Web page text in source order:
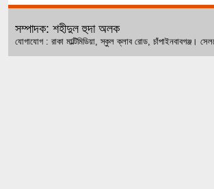
সম্পাদক: শহীদুল হুদা অলক
যোগাযোগ : রাকা মাল্টিমিডিয়া, স্কুল ক্লাব রোড,